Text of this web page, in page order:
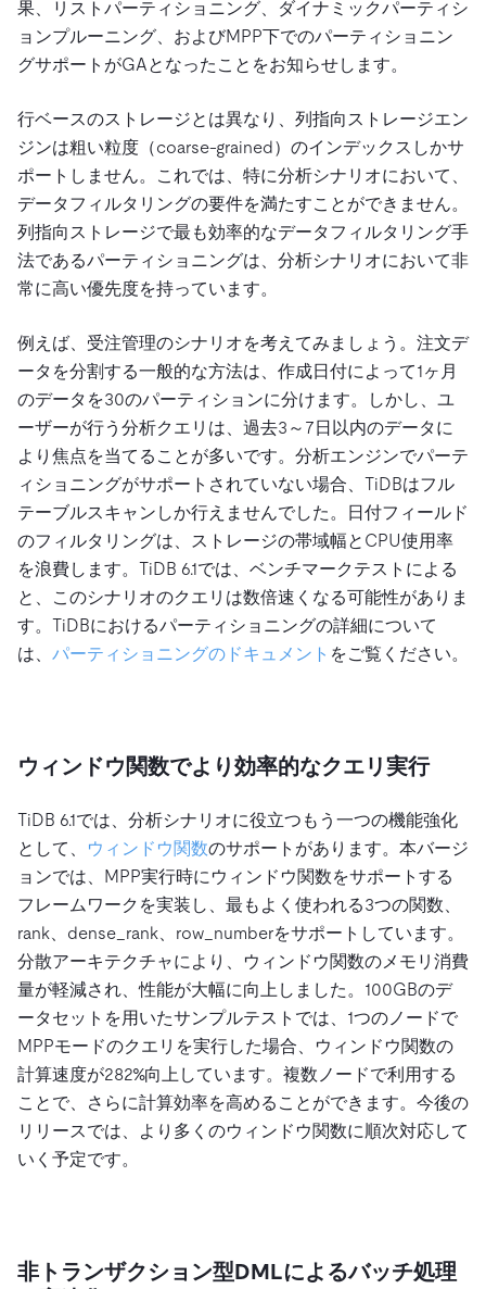
果、リストパーティショニング、ダイナミックパーティシ
ョンプルーニング、およびMPP下でのパーティショニン
グサポートがGAとなったことをお知らせします。
行ベースのストレージとは異なり、列指向ストレージエン
ジンは粗い粒度（coarse-grained）のインデックスしかサ
ポートしません。これでは、特に分析シナリオにおいて、
データフィルタリングの要件を満たすことができません。
列指向ストレージで最も効率的なデータフィルタリング手
法であるパーティショニングは、分析シナリオにおいて非
常に高い優先度を持っています。
例えば、受注管理のシナリオを考えてみましょう。注文デ
ータを分割する一般的な方法は、作成日付によって1ヶ月
のデータを30のパーティションに分けます。しかし、ユ
ーザーが行う分析クエリは、過去3～7日以内のデータに
より焦点を当てることが多いです。分析エンジンでパーテ
ィショニングがサポートされていない場合、TiDBはフル
テーブルスキャンしか行えませんでした。日付フィールド
のフィルタリングは、ストレージの帯域幅とCPU使用率
を浪費します。TiDB 6.1では、ベンチマークテストによる
と、このシナリオのクエリは数倍速くなる可能性がありま
す。TiDBにおけるパーティショニングの詳細について
は、 パーティショニングのドキュメント をご覧ください。
ウィンドウ関数でより効率的なクエリ実行
TiDB 6.1では、分析シナリオに役立つもう一つの機能強化
として、
ウィンドウ関数のサポートがあります。本バージ
ョンでは、MPP実行時にウィンドウ関数をサポートする
フレームワークを実装し、最もよく使われる3つの関数、
rank、dense_rank、row_numberをサポートしています。
分散アーキテクチャにより、ウィンドウ関数のメモリ消費
量が軽減され、性能が大幅に向上しました。100GBのデ
ータセットを用いたサンプルテストでは、1つのノードで
MPPモードのクエリを実行した場合、ウィンドウ関数の
計算速度が282%向上しています。複数ノードで利用する
ことで、さらに計算効率を高めることができます。今後の
リリースでは、より多くのウィンドウ関数に順次対応して
いく予定です。
非トランザクション型DMLによるバッチ処理